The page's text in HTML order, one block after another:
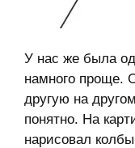
У нас же была
намного проще.
другую на
понятно. На
нарисовал